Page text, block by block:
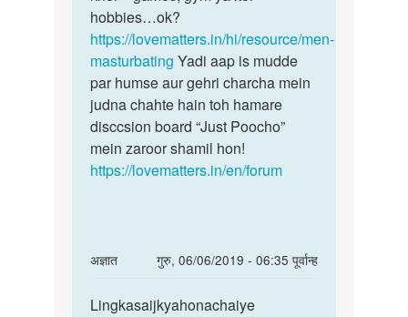
शिवम्
hobbies…ok?
https://lovematters.in/hi/resource/men-
masturbating Yadi aap is mudde
par humse aur gehri charcha mein
judna chahte hain toh hamare
disccsion board “Just Poocho”
mein zaroor shamil hon!
https://lovematters.in/en/forum
अज्ञात
गुरु, 06/06/2019 - 06:35 पूर्वान्ह
In
to
Lingkasaijkyahonachaiye
Lingkasaijkyahonachaiye